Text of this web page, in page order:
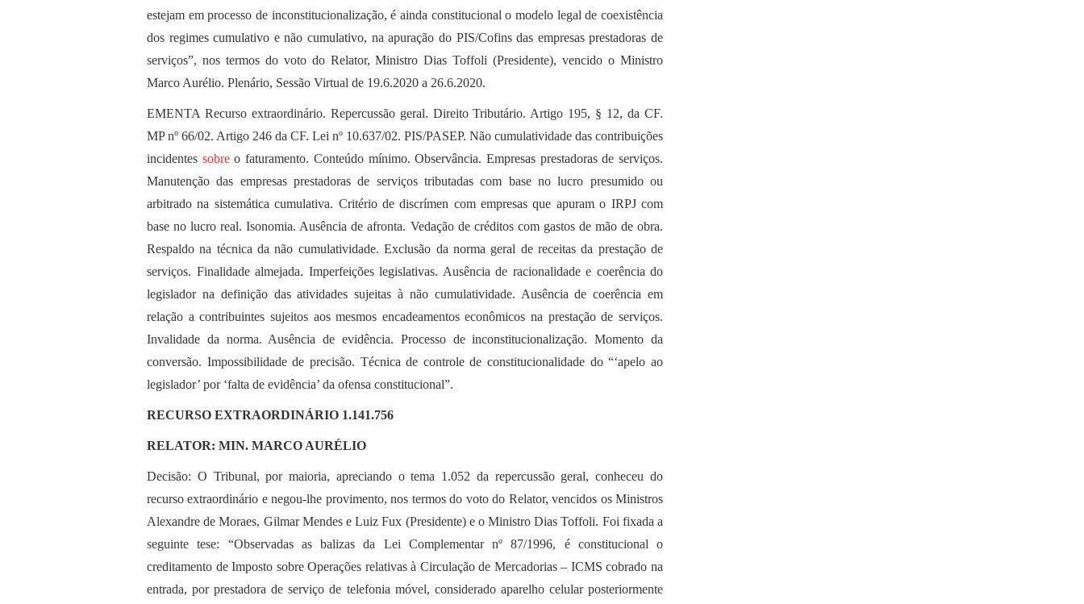
estejam em processo de inconstitucionalização, é ainda constitucional o modelo legal de coexistência
dos regimes cumulativo e não cumulativo, na apuração do PIS/Cofins das empresas prestadoras de
serviços”, nos termos do voto do Relator, Ministro Dias Toffoli (Presidente), vencido o Ministro
Marco Aurélio. Plenário, Sessão Virtual de 19.6.2020 a 26.6.2020.
EMENTA Recurso extraordinário. Repercussão geral. Direito Tributário. Artigo 195, § 12, da CF.
MP nº 66/02. Artigo 246 da CF. Lei nº 10.637/02. PIS/PASEP. Não cumulatividade das contribuições
incidentes sobreo faturamento. Conteúdo mínimo. Observância. Empresas prestadoras de serviços.
Manutenção das empresas prestadoras de serviços tributadas com base no lucro presumido ou
arbitrado na sistemática cumulativa. Critério de discrímen com empresas que apuram o IRPJ com
base no lucro real. Isonomia. Ausência de afronta. Vedação de créditos com gastos de mão de obra.
Respaldo na técnica da não cumulatividade. Exclusão da norma geral de receitas da prestação de
serviços. Finalidade almejada. Imperfeições legislativas. Ausência de racionalidade e coerência do
legislador na definição das atividades sujeitas à não cumulatividade. Ausência de coerência em
relação a contribuintes sujeitos aos mesmos encadeamentos econômicos na prestação de serviços.
Invalidade da norma. Ausência de evidência. Processo de inconstitucionalização. Momento da
conversão. Impossibilidade de precisão. Técnica de controle de constitucionalidade do “‘apelo ao
legislador’ por ‘falta de evidência’ da ofensa constitucional”.
RECURSO EXTRAORDINÁRIO 1.141.756
RELATOR: MIN. MARCO AURÉLIO
Decisão: O Tribunal, por maioria, apreciando o tema 1.052 da repercussão geral, conheceu do
recurso extraordinário e negou-lhe provimento, nos termos do voto do Relator, vencidos os Ministros
Alexandre de Moraes, Gilmar Mendes e Luiz Fux (Presidente) e o Ministro Dias Toffoli. Foi fixada a
seguinte tese: “Observadas as balizas da Lei Complementar nº 87/1996, é constitucional o
creditamento de Imposto sobre Operações relativas à Circulação de Mercadorias – ICMS cobrado na
entrada, por prestadora de serviço de telefonia móvel, considerado aparelho celular posteriormente